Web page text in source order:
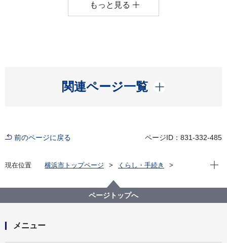
もっと見る
関連ページ一覧
開く
前のページに戻る ページID：831-332-485
現在位置 横浜市トップページ
くらし・手続き
水再生センター・事務所
水再生センター等の紹介
都筑水再生センター
現在
ページトップへ
メニュー